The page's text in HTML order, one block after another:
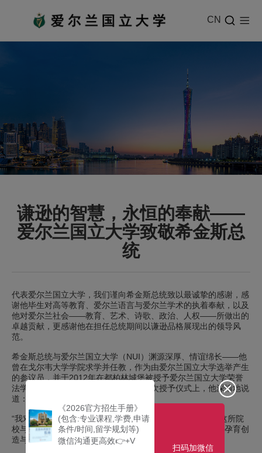
CN
谦逊的智慧，永恒的奉献——
爱尔兰国立大学致敬希金斯总
统
代表爱尔兰国立大学，我们谨向希金斯总统致以最诚挚的感谢，感
谢他毕生对高等教育、爱尔兰语言与爱尔兰学术的执着奉献，以及
他对爱尔兰社会——教育、艺术、诗歌、政治、人权——所做出的
卓越贡献，更感谢他在担任总统期间以谦逊品格展现出的领导风
范。
希金斯总统与爱尔兰国立大学（NUI）渊源深厚、情谊绵长——他
曾在戈尔韦大学学院求学并任教，作为由爱尔兰国立大学选举产生
的参议员，并于2012年在都柏林城堡被授予爱尔兰国立大学荣誉
法学博士学位，对此他引以为豪。在那次授予仪式上，他深情地说
道：
“我对爱尔兰国立高威大学怀有最深厚的感情……我知道，这所院
校与我一样深信教育的真正价值，以及它在真正的共和国中孕育创
造与公民参与的力量。”
《2026官方招生手册》
(包含:专业课程,学费,申请
条件/时间,留学规划等)
微信沟通更高效👉+V
扫码加微信